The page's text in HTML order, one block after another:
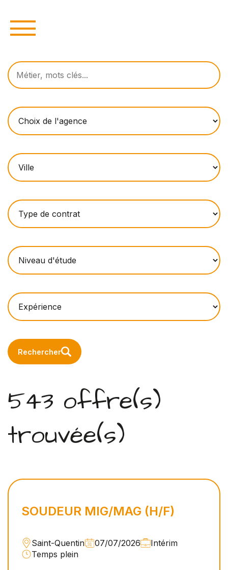
Rechercher
543 offre(s)
trouvée(s)
SOUDEUR MIG/MAG (H/F)
Saint-Quentin 07/07/2026
Intérim
Temps plein